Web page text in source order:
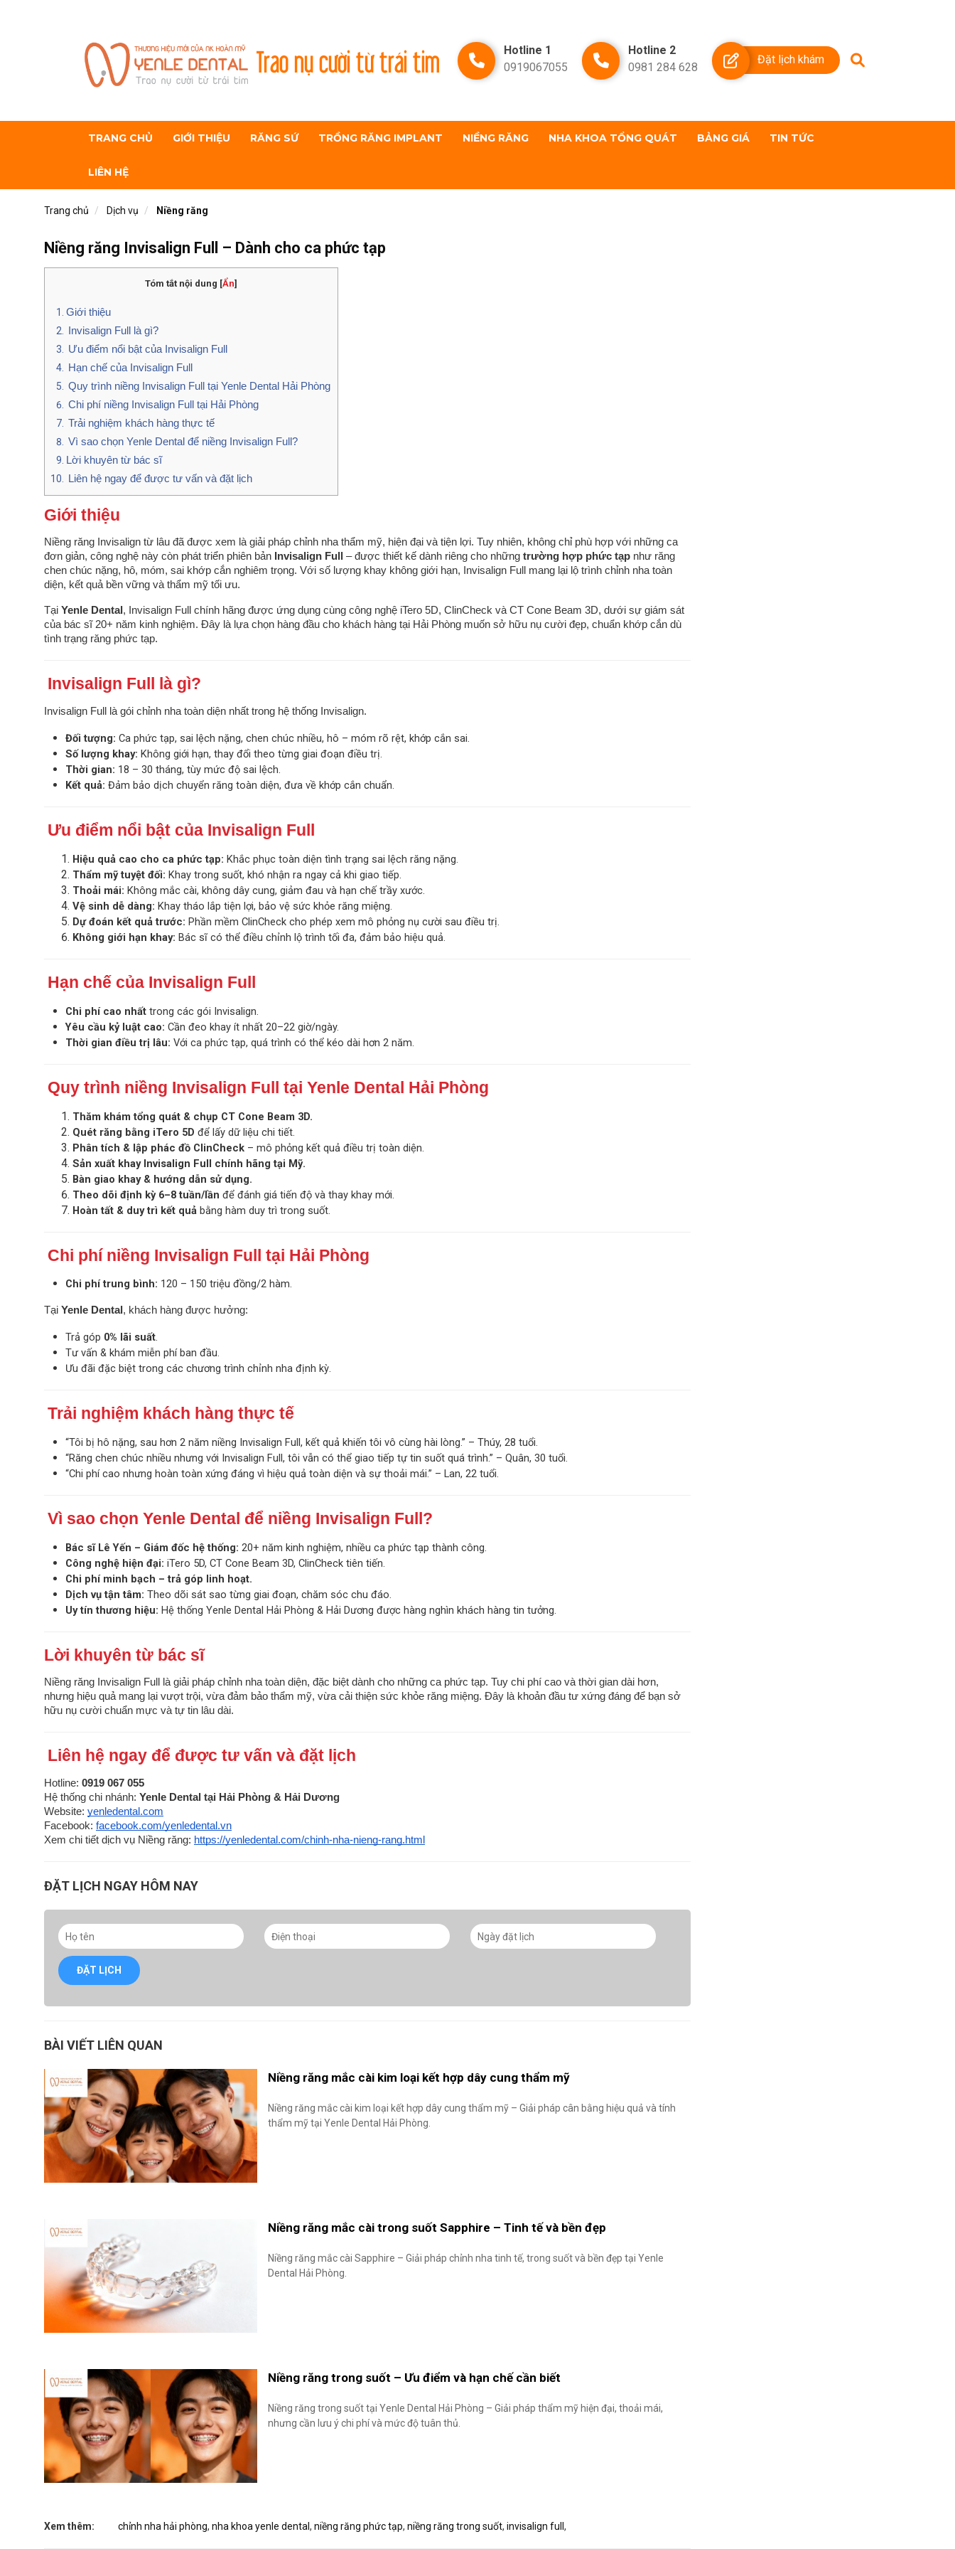
Trao nụ cười từ trái tim
Hotline 1
0919067055
Hotline 2
0981 284 628
Đặt lịch khám
TRANG CHỦ GIỚI THIỆU RĂNG SỨ TRỒNG RĂNG IMPLANT NIỀNG RĂNG NHA KHOA TỔNG QUÁT BẢNG GIÁ TIN TỨC
LIÊN HỆ
Trang chủ Dịch vụ Niềng răng
Niềng răng Invisalign Full – Dành cho ca phức tạp
Tóm tắt nội dung [Ẩn]
Giới thiệu
Invisalign Full là gì?
Ưu điểm nổi bật của Invisalign Full
Hạn chế của Invisalign Full
Quy trình niềng Invisalign Full tại Yenle Dental Hải Phòng
Chi phí niềng Invisalign Full tại Hải Phòng
Trải nghiệm khách hàng thực tế
Vì sao chọn Yenle Dental để niềng Invisalign Full?
Lời khuyên từ bác sĩ
Liên hệ ngay để được tư vấn và đặt lịch
Giới thiệu
Niềng răng Invisalign từ lâu đã được xem là giải pháp chỉnh nha thẩm mỹ, hiện đại và tiện lợi. Tuy nhiên, không chỉ phù hợp với những ca
đơn giản, công nghệ này còn phát triển phiên bản Invisalign Full – được thiết kế dành riêng cho những trường hợp phức tạp như răng
chen chúc nặng, hô, móm, sai khớp cắn nghiêm trọng. Với số lượng khay không giới hạn, Invisalign Full mang lại lộ trình chỉnh nha toàn
diện, kết quả bền vững và thẩm mỹ tối ưu.
Tại Yenle Dental , Invisalign Full chính hãng được ứng dụng cùng công nghệ iTero 5D, ClinCheck và CT Cone Beam 3D, dưới sự giám sát
của bác sĩ 20+ năm kinh nghiệm. Đây là lựa chọn hàng đầu cho khách hàng tại Hải Phòng muốn sở hữu nụ cười đẹp, chuẩn khớp cắn dù
tình trạng răng phức tạp.
Invisalign Full là gì?
Invisalign Full là gói chỉnh nha toàn diện nhất trong hệ thống Invisalign.
Đối tượng: Ca phức tạp, sai lệch nặng, chen chúc nhiều, hô – móm rõ rệt, khớp cắn sai.
Số lượng khay: Không giới hạn, thay đổi theo từng giai đoạn điều trị.
Thời gian: 18 – 30 tháng, tùy mức độ sai lệch.
Kết quả: Đảm bảo dịch chuyển răng toàn diện, đưa về khớp cắn chuẩn.
Ưu điểm nổi bật của Invisalign Full
Hiệu quả cao cho ca phức tạp: Khắc phục toàn diện tình trạng sai lệch răng nặng.
Thẩm mỹ tuyệt đối: Khay trong suốt, khó nhận ra ngay cả khi giao tiếp.
Thoải mái: Không mắc cài, không dây cung, giảm đau và hạn chế trầy xước.
Vệ sinh dễ dàng: Khay tháo lắp tiện lợi, bảo vệ sức khỏe răng miệng.
Dự đoán kết quả trước: Phần mềm ClinCheck cho phép xem mô phỏng nụ cười sau điều trị.
Không giới hạn khay: Bác sĩ có thể điều chỉnh lộ trình tối đa, đảm bảo hiệu quả.
Hạn chế của Invisalign Full
Chi phí cao nhất trong các gói Invisalign.
Yêu cầu kỷ luật cao: Cần đeo khay ít nhất 20–22 giờ/ngày.
Thời gian điều trị lâu: Với ca phức tạp, quá trình có thể kéo dài hơn 2 năm.
Quy trình niềng Invisalign Full tại Yenle Dental Hải Phòng
Thăm khám tổng quát & chụp CT Cone Beam 3D.
Quét răng bằng iTero 5D để lấy dữ liệu chi tiết.
Phân tích & lập phác đồ ClinCheck – mô phỏng kết quả điều trị toàn diện.
Sản xuất khay Invisalign Full chính hãng tại Mỹ.
Bàn giao khay & hướng dẫn sử dụng.
Theo dõi định kỳ 6–8 tuần/lần để đánh giá tiến độ và thay khay mới.
Hoàn tất & duy trì kết quả bằng hàm duy trì trong suốt.
Chi phí niềng Invisalign Full tại Hải Phòng
Chi phí trung bình: 120 – 150 triệu đồng/2 hàm.
Tại Yenle Dental , khách hàng được hưởng:
Trả góp 0% lãi suất.
Tư vấn & khám miễn phí ban đầu.
Ưu đãi đặc biệt trong các chương trình chỉnh nha định kỳ.
Trải nghiệm khách hàng thực tế
“Tôi bị hô nặng, sau hơn 2 năm niềng Invisalign Full, kết quả khiến tôi vô cùng hài lòng.” – Thúy, 28 tuổi.
“Răng chen chúc nhiều nhưng với Invisalign Full, tôi vẫn có thể giao tiếp tự tin suốt quá trình.” – Quân, 30 tuổi.
“Chi phí cao nhưng hoàn toàn xứng đáng vì hiệu quả toàn diện và sự thoải mái.” – Lan, 22 tuổi.
Vì sao chọn Yenle Dental để niềng Invisalign Full?
Bác sĩ Lê Yến – Giám đốc hệ thống: 20+ năm kinh nghiệm, nhiều ca phức tạp thành công.
Công nghệ hiện đại: iTero 5D, CT Cone Beam 3D, ClinCheck tiên tiến.
Chi phí minh bạch – trả góp linh hoạt.
Dịch vụ tận tâm: Theo dõi sát sao từng giai đoạn, chăm sóc chu đáo.
Uy tín thương hiệu: Hệ thống Yenle Dental Hải Phòng & Hải Dương được hàng nghìn khách hàng tin tưởng.
Lời khuyên từ bác sĩ
Niềng răng Invisalign Full là giải pháp chỉnh nha toàn diện, đặc biệt dành cho những ca phức tạp. Tuy chi phí cao và thời gian dài hơn,
nhưng hiệu quả mang lại vượt trội, vừa đảm bảo thẩm mỹ, vừa cải thiện sức khỏe răng miệng. Đây là khoản đầu tư xứng đáng để bạn sở
hữu nụ cười chuẩn mực và tự tin lâu dài.
Liên hệ ngay để được tư vấn và đặt lịch
Hotline: 0919 067 055
Hệ thống chi nhánh: Yenle Dental tại Hải Phòng & Hải Dương
Website: yenledental.com
Facebook: facebook.com/yenledental.vn
Xem chi tiết dịch vụ Niềng răng: https://yenledental.com/chinh-nha-nieng-rang.html
ĐẶT LỊCH NGAY HÔM NAY
ĐẶT LỊCH
BÀI VIẾT LIÊN QUAN
Niềng răng mắc cài kim loại kết hợp dây cung thẩm mỹ
Niềng răng mắc cài kim loại kết hợp dây cung thẩm mỹ – Giải pháp cân bằng hiệu quả và tính
thẩm mỹ tại Yenle Dental Hải Phòng.
Niềng răng mắc cài trong suốt Sapphire – Tinh tế và bền đẹp
Niềng răng mắc cài Sapphire – Giải pháp chỉnh nha tinh tế, trong suốt và bền đẹp tại Yenle
Dental Hải Phòng.
Niềng răng trong suốt – Ưu điểm và hạn chế cần biết
Niềng răng trong suốt tại Yenle Dental Hải Phòng – Giải pháp thẩm mỹ hiện đại, thoải mái,
nhưng cần lưu ý chi phí và mức độ tuân thủ.
Xem thêm: chỉnh nha hải phòng, nha khoa yenle dental, niềng răng phức tạp, niềng răng trong suốt, invisalign full ,